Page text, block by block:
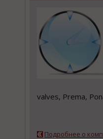
valves, Prema,
Подробнее о